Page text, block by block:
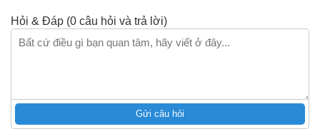
Hỏi & Đáp (0 câu hỏi và trả lời)
Gửi câu hỏi